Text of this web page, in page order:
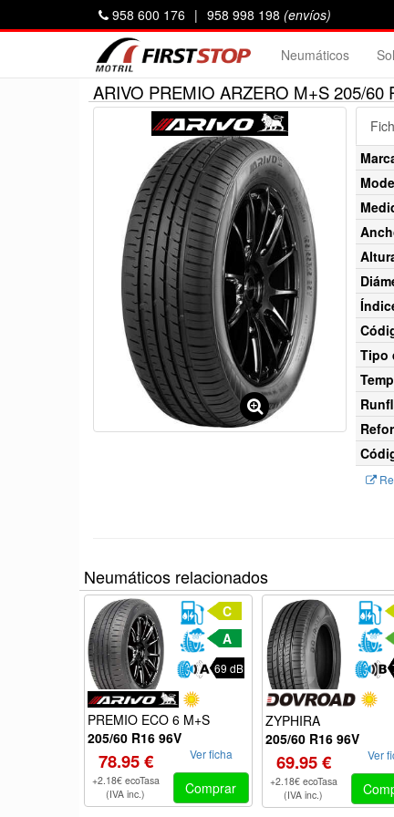
958 600 176 | 958 998 198 (envíos)
Neumáticos
ARIVO PREMIO ARZERO M+S 205/60
Tipo
Neumáticos relacionados
C
A
69 dB
PREMIO ECO 6 M+S
205/60 R16 96V
78.95 €
+2.18€ ecoTasa
(IVA inc.)
Ver ficha
Comprar
ZYPHIRA
205/60 R16 96V
69.95 €
+2.18€ ecoTasa
(IVA inc.)
Ver